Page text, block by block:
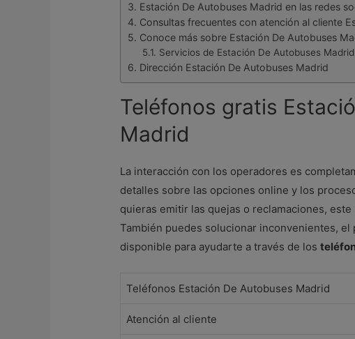
Estación De Autobuses Madrid en las redes
Consultas frecuentes con atención al cliente
Conoce más sobre Estación De Autobuses
Servicios de Estación De Autobuses Madrid
Dirección Estación De Autobuses Madrid
Teléfonos gratis
Madrid
La interacción con los operadores es
detalles sobre las opciones online y los
quieras emitir las quejas o reclamaciones,
También puedes solucionar inconvenientes,
disponible para ayudarte a través de los
Teléfonos Estación De Autobuses Madrid
Atención al cliente